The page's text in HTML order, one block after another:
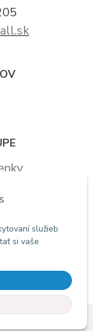
služieb
si vaše
,webhostingspoločnosti